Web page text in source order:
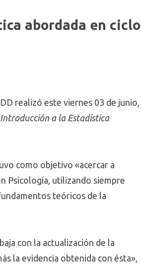
abordada en ciclo
realizó este viernes 03 de junio,
Introducción a la Estadística
como objetivo «acercar a
Psicología, utilizando siempre
teóricos de la
con la actualización de la
la evidencia obtenida con ésta»,